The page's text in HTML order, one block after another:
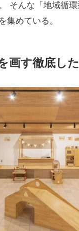
そんな「地域循
集めている。
画す徹底し